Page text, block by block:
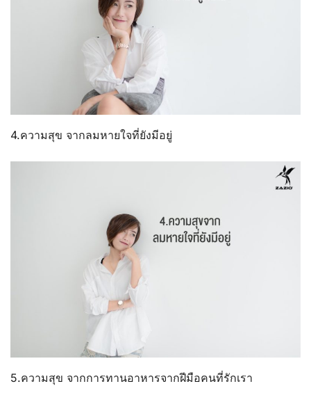
4.ความสุข จากลมหายใจที่ยังมีอยู่
5.ความสุข จากการทานอาหารจากฝีมือคนที่รักเรา